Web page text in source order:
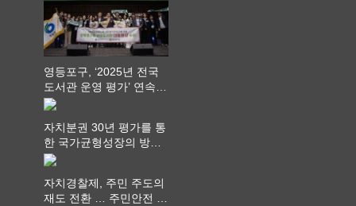
영등포구, ‘2025년 전국
도서관 운영 평가’ 연속
최고 영예 장관상에서 ‘대
자치분권 30년 평가를 통
한 국가균형성장의 방향
과 과제 논의
자치경찰제, 주민 주도의
재도 전환 … 주민안전 치